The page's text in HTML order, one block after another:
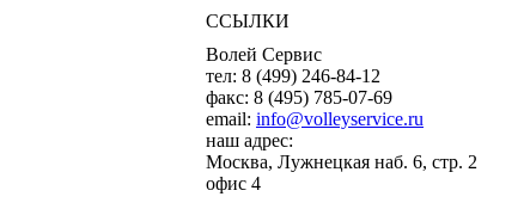
ССЫЛКИ
Волей Сервис
тел: 8 (499) 246-84-12
факс: 8 (495) 785-07-69
email: info@volleyservice.ru
наш адрес:
Москва, Лужнецкая наб. 6, стр. 2
офис 4